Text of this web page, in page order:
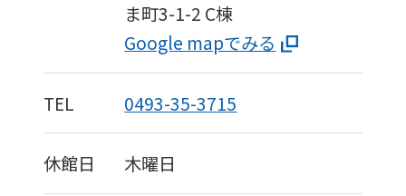
ま町3-1-2 C棟
Google mapでみる
TEL 0493-35-3715
休館日 木曜日